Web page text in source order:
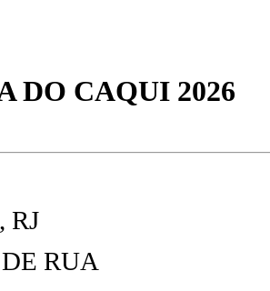
DO CAQUI 2026
RJ
RUA